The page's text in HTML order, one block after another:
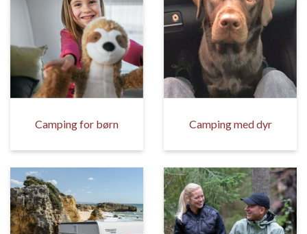
Camping for børn Camping med dyr